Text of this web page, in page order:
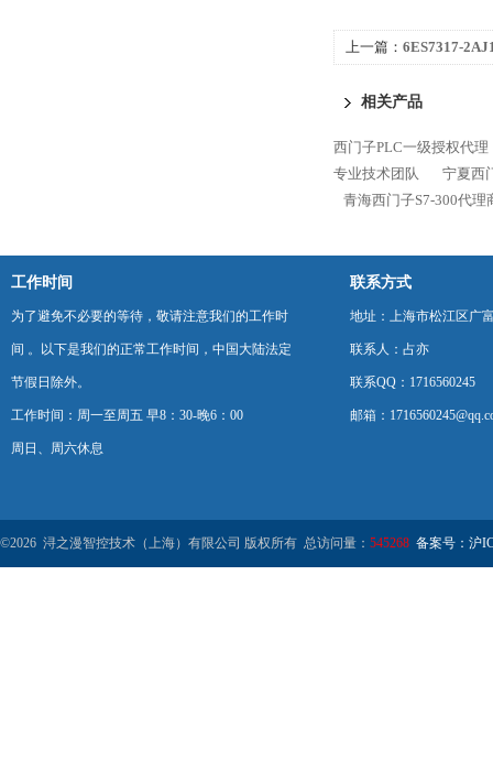
上一篇： 6ES7317-
相关产品
西门子PLC一级授权代理
专业技术团队
宁夏西
青海西门子S7-300代理
工作时间
为了避免不必要的等待，敬请注意我们的工作时
间 。以下是我们的正常工作时间，中国大陆法定
节假日除外。
工作时间：周一至周五 早8：30-晚6：00
周日、周六休息
联系方式
地址：上海市松江区广
联系人：占亦
联系QQ：1716560245
邮箱：
©2026 浔之漫智控技术（上海）有限公司 版权所有 总访问量： 545268 备案号：沪